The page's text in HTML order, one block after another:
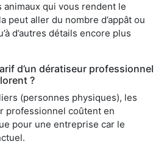
qui vous rendent le
peut aller du nombre d’appât ou
d’autres détails encore plus
d’un dératiseur professionnel
?
(personnes physiques), les
professionnel coûtent en
pour une entreprise car le